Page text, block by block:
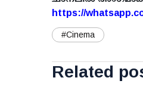
https://
#Cinema
Related